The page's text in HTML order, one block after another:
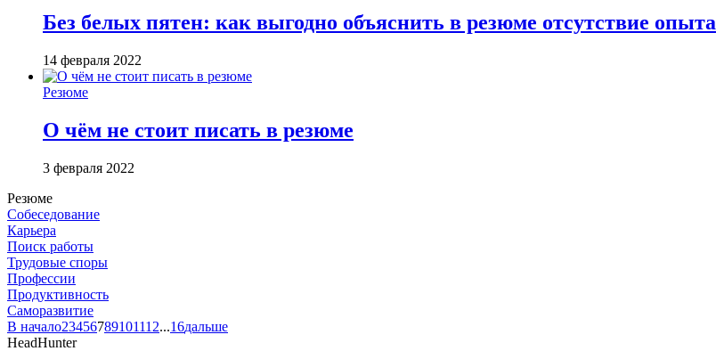
Без белых пятен: как выгодно объяснить в резюме отсутствие опыта
14 февраля 2022
Резюме
О чём не стоит писать в резюме
3 февраля 2022
Резюме
Собеседование
Карьера
Поиск работы
Трудовые споры
Профессии
Продуктивность
Саморазвитие
В начало23456789101112...16дальше
HeadHunter